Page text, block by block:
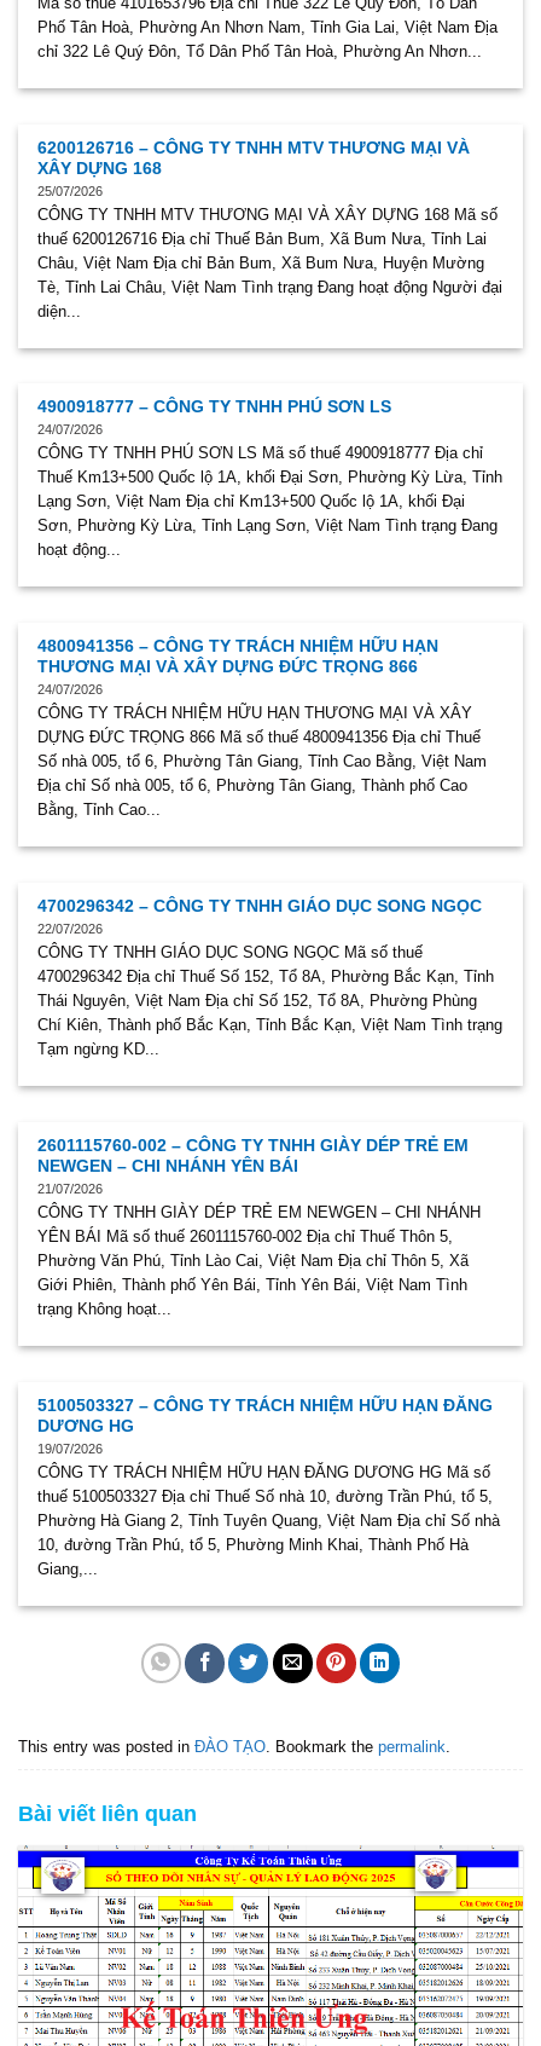
Phố Tân Hoà, Phường An Nhơn Nam, Tỉnh Gia Lai, Việt Nam Địa
chỉ 322 Lê Quý Đôn, Tổ Dân Phố Tân Hoà, Phường An Nhơn...
6200126716 – CÔNG TY TNHH MTV THƯƠNG MẠI VÀ
XÂY DỰNG 168
25/07/2026
CÔNG TY TNHH MTV THƯƠNG MẠI VÀ XÂY DỰNG 168 Mã số
thuế 6200126716 Địa chỉ Thuế Bản Bum, Xã Bum Nưa, Tỉnh Lai
Châu, Việt Nam Địa chỉ Bản Bum, Xã Bum Nưa, Huyện Mường
Tè, Tỉnh Lai Châu, Việt Nam Tình trạng Đang hoạt động Người đại
diện...
4900918777 – CÔNG TY TNHH PHÚ SƠN LS
24/07/2026
CÔNG TY TNHH PHÚ SƠN LS Mã số thuế 4900918777 Địa chỉ
Thuế Km13+500 Quốc lộ 1A, khối Đại Sơn, Phường Kỳ Lừa, Tỉnh
Lạng Sơn, Việt Nam Địa chỉ Km13+500 Quốc lộ 1A, khối Đại
Sơn, Phường Kỳ Lừa, Tỉnh Lạng Sơn, Việt Nam Tình trạng Đang
hoạt động...
4800941356 – CÔNG TY TRÁCH NHIỆM HỮU HẠN
THƯƠNG MẠI VÀ XÂY DỰNG ĐỨC TRỌNG 866
24/07/2026
CÔNG TY TRÁCH NHIỆM HỮU HẠN THƯƠNG MẠI VÀ XÂY
DỰNG ĐỨC TRỌNG 866 Mã số thuế 4800941356 Địa chỉ Thuế
Số nhà 005, tổ 6, Phường Tân Giang, Tỉnh Cao Bằng, Việt Nam
Địa chỉ Số nhà 005, tổ 6, Phường Tân Giang, Thành phố Cao
Bằng, Tỉnh Cao...
4700296342 – CÔNG TY TNHH GIÁO DỤC SONG NGỌC
22/07/2026
CÔNG TY TNHH GIÁO DỤC SONG NGỌC Mã số thuế
4700296342 Địa chỉ Thuế Số 152, Tổ 8A, Phường Bắc Kạn, Tỉnh
Thái Nguyên, Việt Nam Địa chỉ Số 152, Tổ 8A, Phường Phùng
Chí Kiên, Thành phố Bắc Kạn, Tỉnh Bắc Kạn, Việt Nam Tình trạng
Tạm ngừng KD...
2601115760-002 – CÔNG TY TNHH GIÀY DÉP TRẺ EM
NEWGEN – CHI NHÁNH YÊN BÁI
21/07/2026
CÔNG TY TNHH GIÀY DÉP TRẺ EM NEWGEN – CHI NHÁNH
YÊN BÁI Mã số thuế 2601115760-002 Địa chỉ Thuế Thôn 5,
Phường Văn Phú, Tỉnh Lào Cai, Việt Nam Địa chỉ Thôn 5, Xã
Giới Phiên, Thành phố Yên Bái, Tỉnh Yên Bái, Việt Nam Tình
trạng Không hoạt...
5100503327 – CÔNG TY TRÁCH NHIỆM HỮU HẠN ĐĂNG
DƯƠNG HG
19/07/2026
CÔNG TY TRÁCH NHIỆM HỮU HẠN ĐĂNG DƯƠNG HG Mã số
thuế 5100503327 Địa chỉ Thuế Số nhà 10, đường Trần Phú, tổ 5,
Phường Hà Giang 2, Tỉnh Tuyên Quang, Việt Nam Địa chỉ Số nhà
10, đường Trần Phú, tổ 5, Phường Minh Khai, Thành Phố Hà
Giang,...
This entry was posted in ĐÀO TẠO. Bookmark the permalink.
Bài viết liên quan